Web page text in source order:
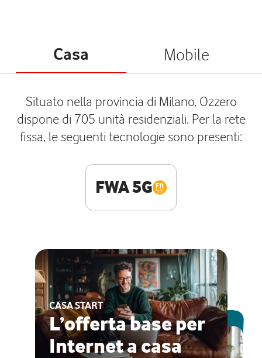
Casa Mobile
Situato nella provincia di Milano, Ozzero
dispone di 705 unità residenziali. Per la rete
fissa, le seguenti tecnologie sono presenti:
FWA 5G
CASA START
L’offerta base per
Internet a casa
ESCLUSIVA ONLINE